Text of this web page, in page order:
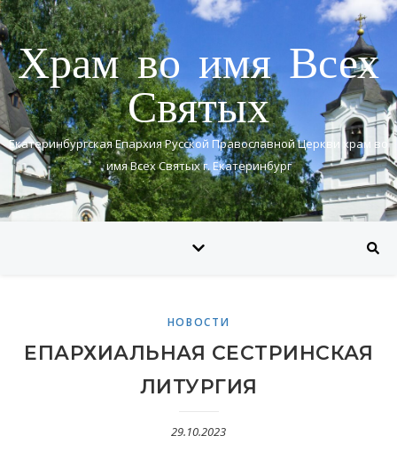
Храм во имя Всех
Святых
Екатеринбургская Епархия Русской Православной Церкви храм во
имя Всех Святых г. Екатеринбург
НОВОСТИ
ЕПАРХИАЛЬНАЯ СЕСТРИНСКАЯ
ЛИТУРГИЯ
29.10.2023